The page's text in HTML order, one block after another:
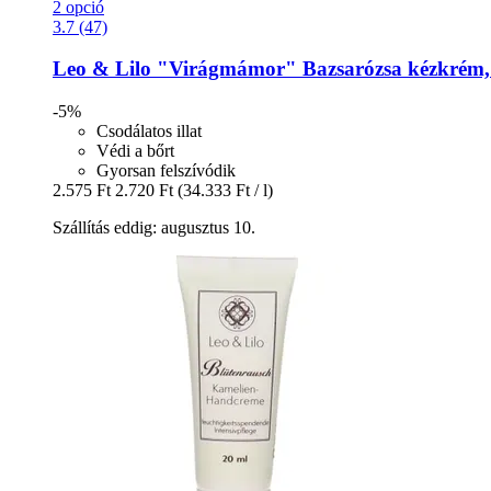
2 opció
3.7 (47)
Leo & Lilo "Virágmámor" Bazsarózsa
-5%
Csodálatos illat
Védi a bőrt
Gyorsan felszívódik
2.575 Ft 2.720 Ft (34.333 Ft / l)
Szállítás eddig: augusztus 10.